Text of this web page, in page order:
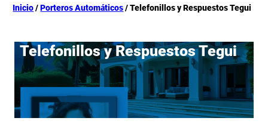
Inicio/Porteros Automáticos/ Telefonillos y Respuestos Tegui
Telefonillos y Respuestos Tegui